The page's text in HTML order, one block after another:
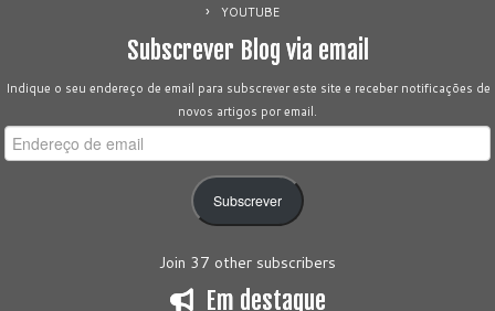
YOUTUBE
Subscrever Blog via email
Indique o seu endereço de email para subscrever este site e receber notificações de
novos artigos por email.
Endereço
de
Subscrever
Join 37 other subscribers
Em destaque